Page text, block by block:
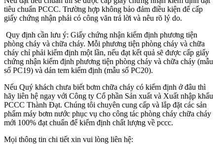
tiêu chuẩn PCCC. Trường hợp không bảo đảm điều kiện để cấp
giấy chứng nhận phải có công văn trả lời và nêu rõ lý do.
Quy định cần lưu ý: Giấy chứng nhận kiểm định phương tiện
phòng cháy và chữa cháy. Mỗi phương tiện phòng cháy và chữa
cháy chỉ phải kiểm định một lần, nếu đạt kết quả sẽ được cấp giấy
chứng nhận kiểm định phương tiện phòng cháy và chữa cháy (mẫu
số PC19) và dán tem kiểm định (mẫu số PC20).
Nếu Quý khách chưa biết bơm chữa cháy có kiểm định ở đâu thì
hãy liên hệ ngay với Công ty Cổ phần Sản xuất và Xuất nhập khẩu
PCCC Thành Đạt. Chúng tôi chuyên cung cấp và lắp đặt các sản
phẩm máy bơm nước phục vụ cho công tác phòng cháy chữa cháy
mới 100% đạt chuẩn để kiểm định chất lượng về pccc.
Mọi thông tin chi tiết xin vui lòng liên hệ: